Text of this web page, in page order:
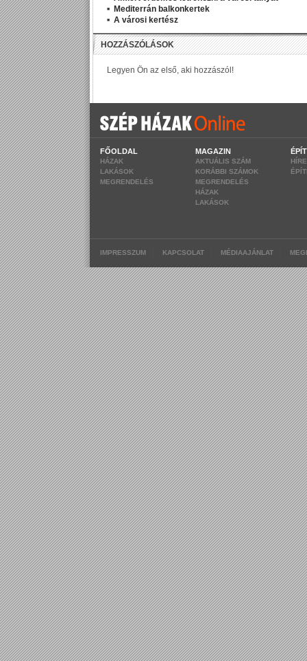
Mediterrán balkonkertek
A városi kertész
FŐOLDAL
HÁZAK
LAKÁSOK
MEGRENDELÉS
MAGAZIN
AKTUÁLIS SZÁM
KORÁBBI SZÁMOK
MEGRENDELÉS
HÁZAK
LAKÁSOK
IMPRESSZUM KAPCSOLAT MÉDIAAJÁNLAT